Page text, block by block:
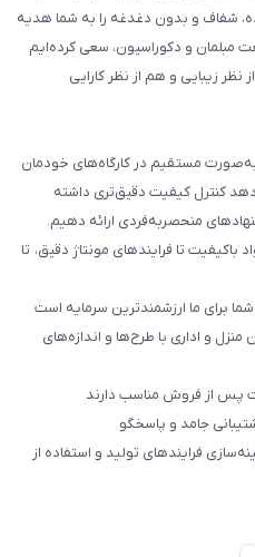
شفاف و بدون دغدغه را به شما هدیه
مبلمان و دکوراسیون، سعی کرده‌ایم
زیبایی و هم از نظر کارایی
مستقیم در کارگاه‌های خودمان
کنترل کیفیت دقیق‌تری داشته
منحصربه‌فردی ارائه دهیم.
باکیفیت تا فرایندهای مونتاژ دقیق، تا
برای ما ارزشمندترین سرمایه است
و اداری با طرح‌ها و اندازه‌های
پس از فروش مناسب دارند
جامد و پاسخگو
فرایندهای تولید و استفاده از